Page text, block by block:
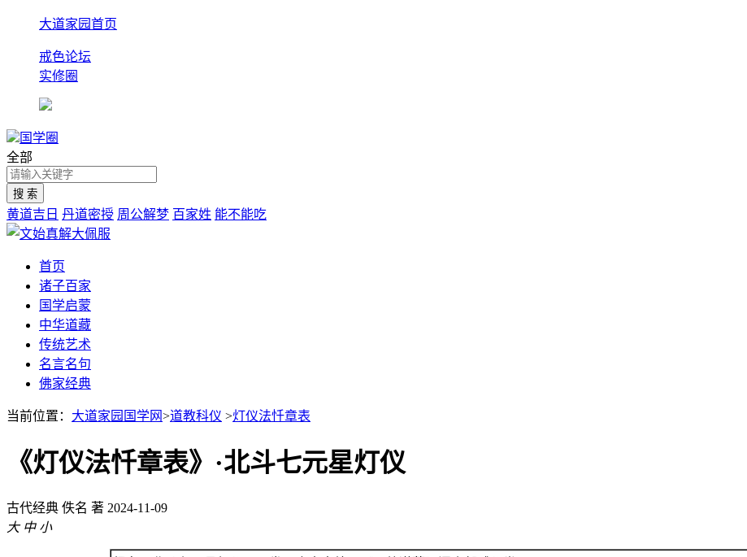
大道家园首页
戒色论坛
实修圈
国学圈
全部
黄道吉日 丹道密授 周公解梦 百家姓 能不能吃
首页
诸子百家
国学启蒙
中华道藏
传统艺术
名言名句
佛家经典
当前位置： 大道家园国学网>道教科仪 >灯仪法忏章表
《灯仪法忏章表》·北斗七元星灯仪
古代经典 佚名 著 2024-11-09
大 中 小